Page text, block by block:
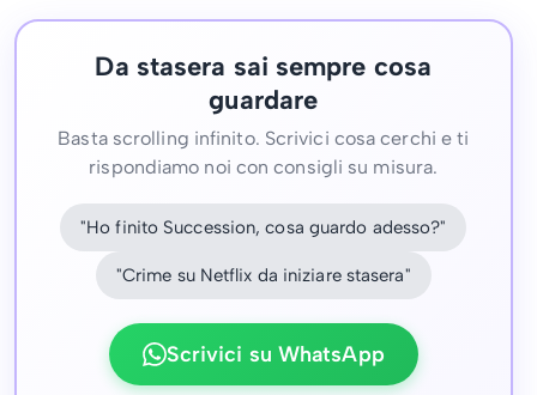
Da stasera sai sempre cosa
guardare
Basta scrolling infinito. Scrivici cosa cerchi e ti
rispondiamo noi con consigli su misura.
"Ho finito Succession, cosa guardo adesso?"
"Crime su Netflix da iniziare stasera"
Scrivici su WhatsApp